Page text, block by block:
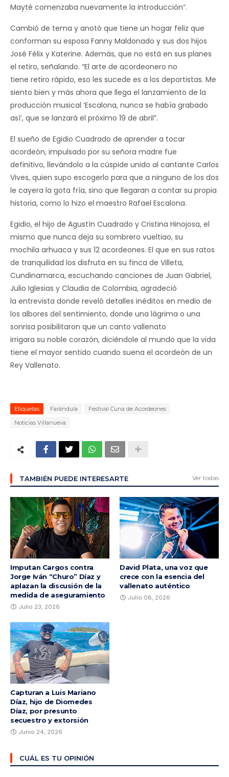
Mayté comenzaba nuevamente la introducción”.
Cambió de tema y anotó que tiene un hogar feliz que
conforman su esposa Fanny Maldonado y sus dos hijos
José Félix y Katerine. Además, que no está en sus planes
el retiro, señalando. “El arte de acordeonero no
tiene retiro rápido, eso les sucede es a los deportistas. Me
siento bien y más ahora que llega el lanzamiento de la
producción musical ‘Escalona, nunca se había grabado
así’, que se lanzará el próximo 19 de abril”.
El sueño de Egidio Cuadrado de aprender a tocar
acordeón, impulsado por su señora madre fue
definitivo, llevándolo a la cúspide unido al cantante Carlos
Vives, quien supo escogerlo para que a ninguno de los dos
le cayera la gota fría, sino que llegaran a contar su propia
historia, como lo hizo el maestro Rafael Escalona.
Egidio, el hijo de Agustín Cuadrado y Cristina Hinojosa, el
mismo que nunca deja su sombrero vueltiao, su
mochila arhuaca y sus 12 acordeones. El que en sus ratos
de tranquilidad los disfruta en su finca de Villeta,
Cundinamarca, escuchando canciones de Juan Gabriel,
Julio Iglesias y Claudia de Colombia, agradeció
la entrevista donde reveló detalles inéditos en medio de
los albores del sentimiento, donde una lágrima o una
sonrisa posibilitaron que un canto vallenato
irrigara su noble corazón, diciéndole al mundo que la vida
tiene el mayor sentido cuando suena el acordeón de un
Rey Vallenato.
Etiquetas Farándula
Festival Cuna de Acordeones
Noticias Villanueva
TAMBIÉN PUEDE INTERESARTE Ver todas
Imputan Cargos contra
Jorge Iván “Churo” Díaz y
aplazan la discusión de la
medida de aseguramiento
Julio 23, 2026
David Plata, una voz que
crece con la esencia del
vallenato auténtico
Julio 08, 2026
Capturan a Luis Mariano
Díaz, hijo de Diomedes
Díaz, por presunto
secuestro y extorsión
Junio 24, 2026
CUÁL ES TU OPINIÓN